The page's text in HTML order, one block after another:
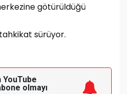
götürüldüğü
sürüyor.
olmayı